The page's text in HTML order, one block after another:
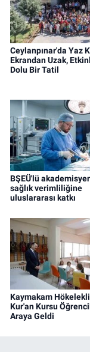
Ceylanpınar'da Yaz
Ekrandan Uzak,
Dolu Bir Tatil
BŞEÜ'lü
sağlık verimliliğine
uluslararası katkı
Kaymakam
Kur'an Kursu
Araya Geldi